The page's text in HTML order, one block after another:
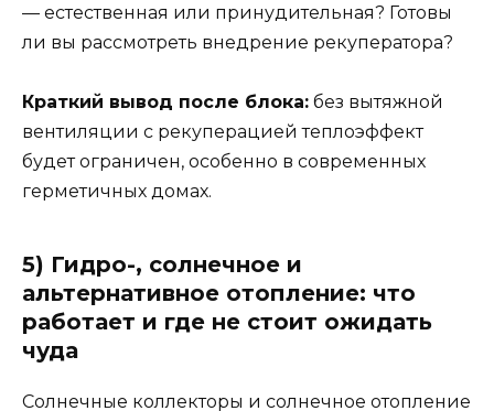
— естественная или принудительная? Готовы
ли вы рассмотреть внедрение рекуператора?
Краткий вывод после блока: без вытяжной
вентиляции с рекуперацией теплоэффект
будет ограничен, особенно в современных
герметичных домах.
5) Гидро-, солнечное и
альтернативное отопление: что
работает и где не стоит ожидать
чуда
Солнечные коллекторы и солнечное отопление